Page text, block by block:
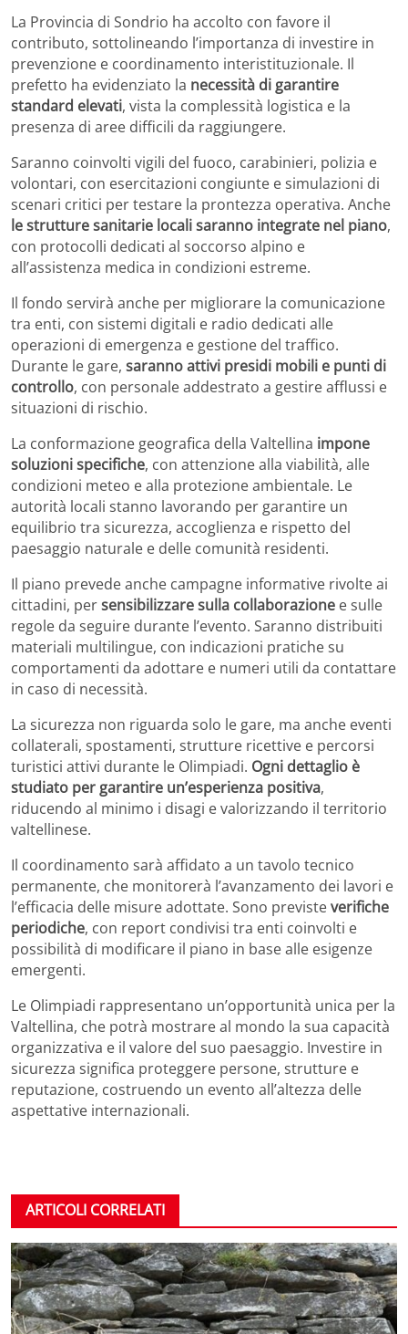
La Provincia di Sondrio ha accolto con favore il
contributo, sottolineando l’importanza di investire in
prevenzione e coordinamento interistituzionale. Il
prefetto ha evidenziato la necessità di garantire
standard elevati, vista la complessità logistica e la
presenza di aree difficili da raggiungere.
Saranno coinvolti vigili del fuoco, carabinieri, polizia e
volontari, con esercitazioni congiunte e simulazioni di
scenari critici per testare la prontezza operativa. Anche
le strutture sanitarie locali saranno integrate nel piano,
con protocolli dedicati al soccorso alpino e
all’assistenza medica in condizioni estreme.
Il fondo servirà anche per migliorare la comunicazione
tra enti, con sistemi digitali e radio dedicati alle
operazioni di emergenza e gestione del traffico.
Durante le gare, saranno attivi presidi mobili e punti di
controllo, con personale addestrato a gestire afflussi e
situazioni di rischio.
La conformazione geografica della Valtellina impone
soluzioni specifiche, con attenzione alla viabilità, alle
condizioni meteo e alla protezione ambientale. Le
autorità locali stanno lavorando per garantire un
equilibrio tra sicurezza, accoglienza e rispetto del
paesaggio naturale e delle comunità residenti.
Il piano prevede anche campagne informative rivolte ai
cittadini, persensibilizzare sulla collaborazione e sulle
regole da seguire durante l’evento. Saranno distribuiti
materiali multilingue, con indicazioni pratiche su
comportamenti da adottare e numeri utili da contattare
in caso di necessità.
La sicurezza non riguarda solo le gare, ma anche eventi
collaterali, spostamenti, strutture ricettive e percorsi
turistici attivi durante le Olimpiadi. Ogni dettaglio è
studiato per garantire un’esperienza positiva,
riducendo al minimo i disagi e valorizzando il territorio
valtellinese.
Il coordinamento sarà affidato a un tavolo tecnico
permanente, che monitorerà l’avanzamento dei lavori e
l’efficacia delle misure adottate. Sono previsteverifiche
periodiche, con report condivisi tra enti coinvolti e
possibilità di modificare il piano in base alle esigenze
emergenti.
Le Olimpiadi rappresentano un’opportunità unica per la
Valtellina, che potrà mostrare al mondo la sua capacità
organizzativa e il valore del suo paesaggio. Investire in
sicurezza significa proteggere persone, strutture e
reputazione, costruendo un evento all’altezza delle
aspettative internazionali.
ARTICOLI CORRELATI